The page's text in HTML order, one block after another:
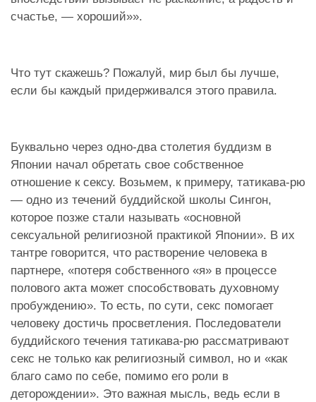
счастье, — хороший»».
Что тут скажешь? Пожалуй, мир был бы лучше,
если бы каждый придерживался этого правила.
Буквально через одно-два столетия буддизм в
Японии начал обретать свое собственное
отношение к сексу. Возьмем, к примеру, татикава-рю
— одно из течений буддийской школы Сингон,
которое позже стали называть «основной
сексуальной религиозной практикой Японии». В их
тантре говорится, что растворение человека в
партнере, «потеря собственного «я» в процессе
полового акта может способствовать духовному
пробуждению». То есть, по сути, секс помогает
человеку достичь просветления. Последователи
буддийского течения татикава-рю рассматривают
секс не только как религиозный символ, но и «как
благо само по себе, помимо его роли в
деторождении». Это важная мысль, ведь если в